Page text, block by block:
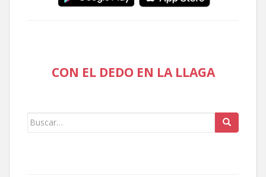
CON EL DEDO EN LA LLAGA
Buscar: